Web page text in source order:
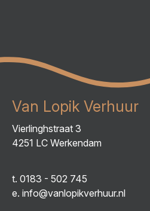
Van Lopik Verhuur
Vierlinghstraat 3
4251 LC Werkendam
t. 0183 - 502 745
e. info@vanlopikverhuur.nl